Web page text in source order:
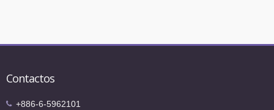
Contactos
+886-6-5962101